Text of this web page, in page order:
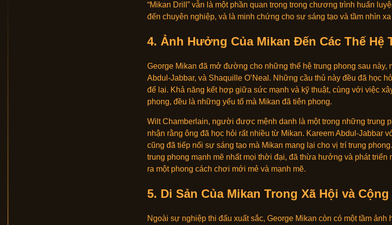
“Mikan Drill” vẫn là một phần quan trọng trong chương trình huấn
đến chuyên nghiệp, và là minh chứng cho sự sáng tạo và tầm nhìn
4. Ảnh Hưởng Của Mikan Đến Các Thế Hệ
George Mikan đã mở đường cho những thế hệ trung phong sau này,
Abdul-Jabbar, và Shaquille O’Neal. Những cầu thủ này đều đã học
để lại. Khả năng kết hợp giữa sức mạnh và kỹ thuật, cùng với việc
phong, đều là những yếu tố mà Mikan đã tiên phong.
Wilt Chamberlain, người được mệnh danh là một trong những trung
nhận rằng ông đã học hỏi rất nhiều từ Mikan. Kareem Abdul-Jabbar
cũng đã tiếp nối sự sáng tạo mà Mikan mang lại cho vị trí trung
trung phong mạnh mẽ nhất mọi thời đại, đã thừa hưởng và phát
ra một phong cách chơi mới mẻ và mạnh mẽ.
5. Di Sản Của Mikan Trong Xã Hội và
Ngoài sự nghiệp thi đấu xuất sắc, George Mikan còn có một tầm